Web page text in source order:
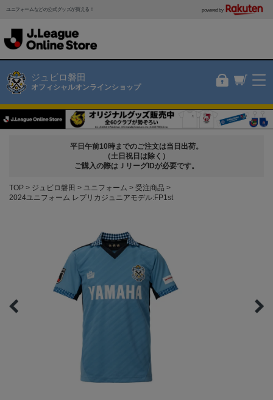
ユニフォームなどの公式グッズが買える！ powered by
ジュビロ磐田
オフィシャルオンラインショップ
平日午前10時までのご注文は当日出荷。
（土日祝日は除く）
ご購入の際はＪリーグIDが必要です。
TOP ジュビロ磐田 ユニフォーム
受注商品
2024ユニフォーム レプリカジュニアモデル:FP1st